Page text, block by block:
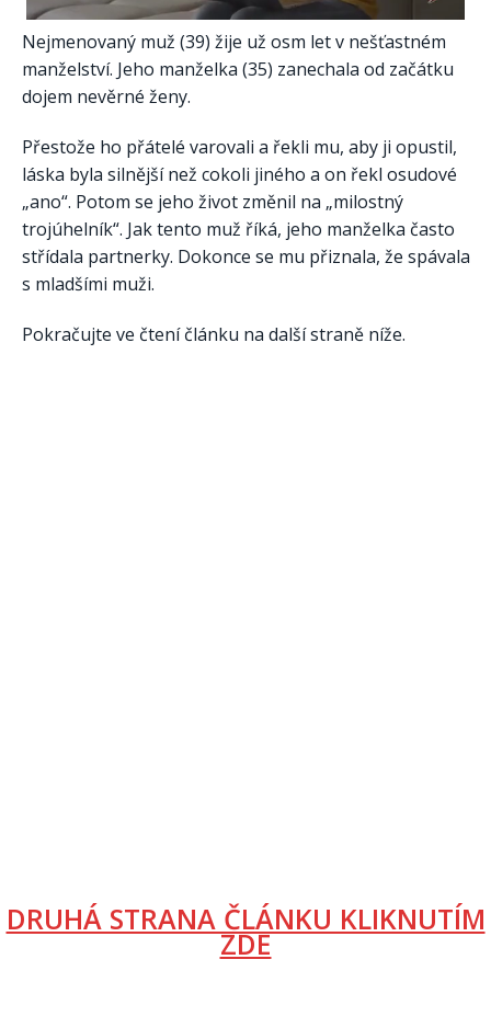
Nejmenovaný muž (39) žije už osm let v nešťastném
manželství. Jeho manželka (35) zanechala od začátku
dojem nevěrné ženy.
Přestože ho přátelé varovali a řekli mu, aby ji opustil,
láska byla silnější než cokoli jiného a on řekl osudové
„ano“. Potom se jeho život změnil na „milostný
trojúhelník“. Jak tento muž říká, jeho manželka často
střídala partnerky. Dokonce se mu přiznala, že spávala
s mladšími muži.
Pokračujte ve čtení článku na další straně níže.
DRUHÁ STRANA ČLÁNKU KLIKNUTÍM
ZDE